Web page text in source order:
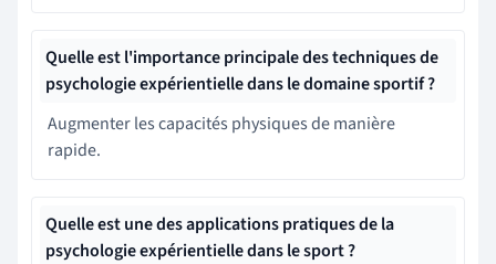
Quelle est l'importance principale des techniques de
psychologie expérientielle dans le domaine sportif ?
Augmenter les capacités physiques de manière
rapide.
Quelle est une des applications pratiques de la
psychologie expérientielle dans le sport ?